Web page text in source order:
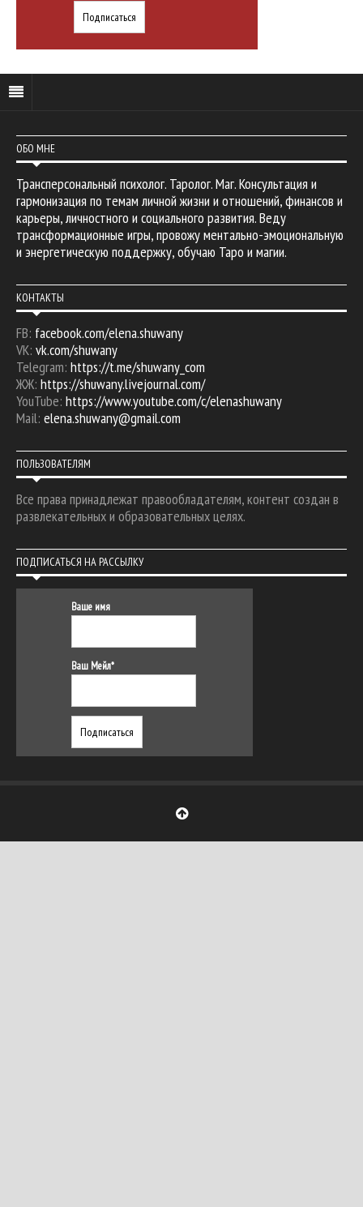
ОБО МНЕ
Трансперсональный психолог. Таролог. Маг. Консультация и
гармонизация по темам личной жизни и отношений, финансов и
карьеры, личностного и социального развития. Веду
трансформационные игры, провожу ментально-эмоциональную
и энергетическую поддержку, обучаю Таро и магии.
КОНТАКТЫ
FB: facebook.com/elena.shuwany
VK: vk.com/shuwany
Telegram: https://t.me/shuwany_com
ЖЖ: https://shuwany.livejournal.com/
YouTube: https://www.youtube.com/c/elenashuwany
Mail: elena.shuwany@gmail.com
ПОЛЬЗОВАТЕЛЯМ
Все права принадлежат правообладателям, контент создан в
развлекательных и образовательных целях.
ПОДПИСАТЬСЯ НА РАССЫЛКУ
Ваше имя
Ваш Мейл*